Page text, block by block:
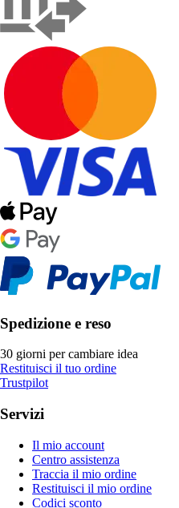
Spedizione e reso
30 giorni per cambiare idea
Restituisci il tuo ordine
Trustpilot
Servizi
Il mio account
Centro assistenza
Traccia il mio ordine
Restituisci il mio ordine
Codici sconto